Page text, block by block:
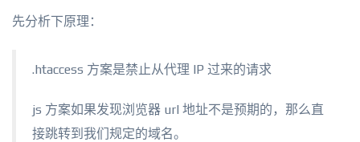
先分析下原理：
.htaccess 方案是禁止从代理 IP 过来的请求
js 方案如果发现浏览器 url 地址不是预期的，那么直
接跳转到我们规定的域名。